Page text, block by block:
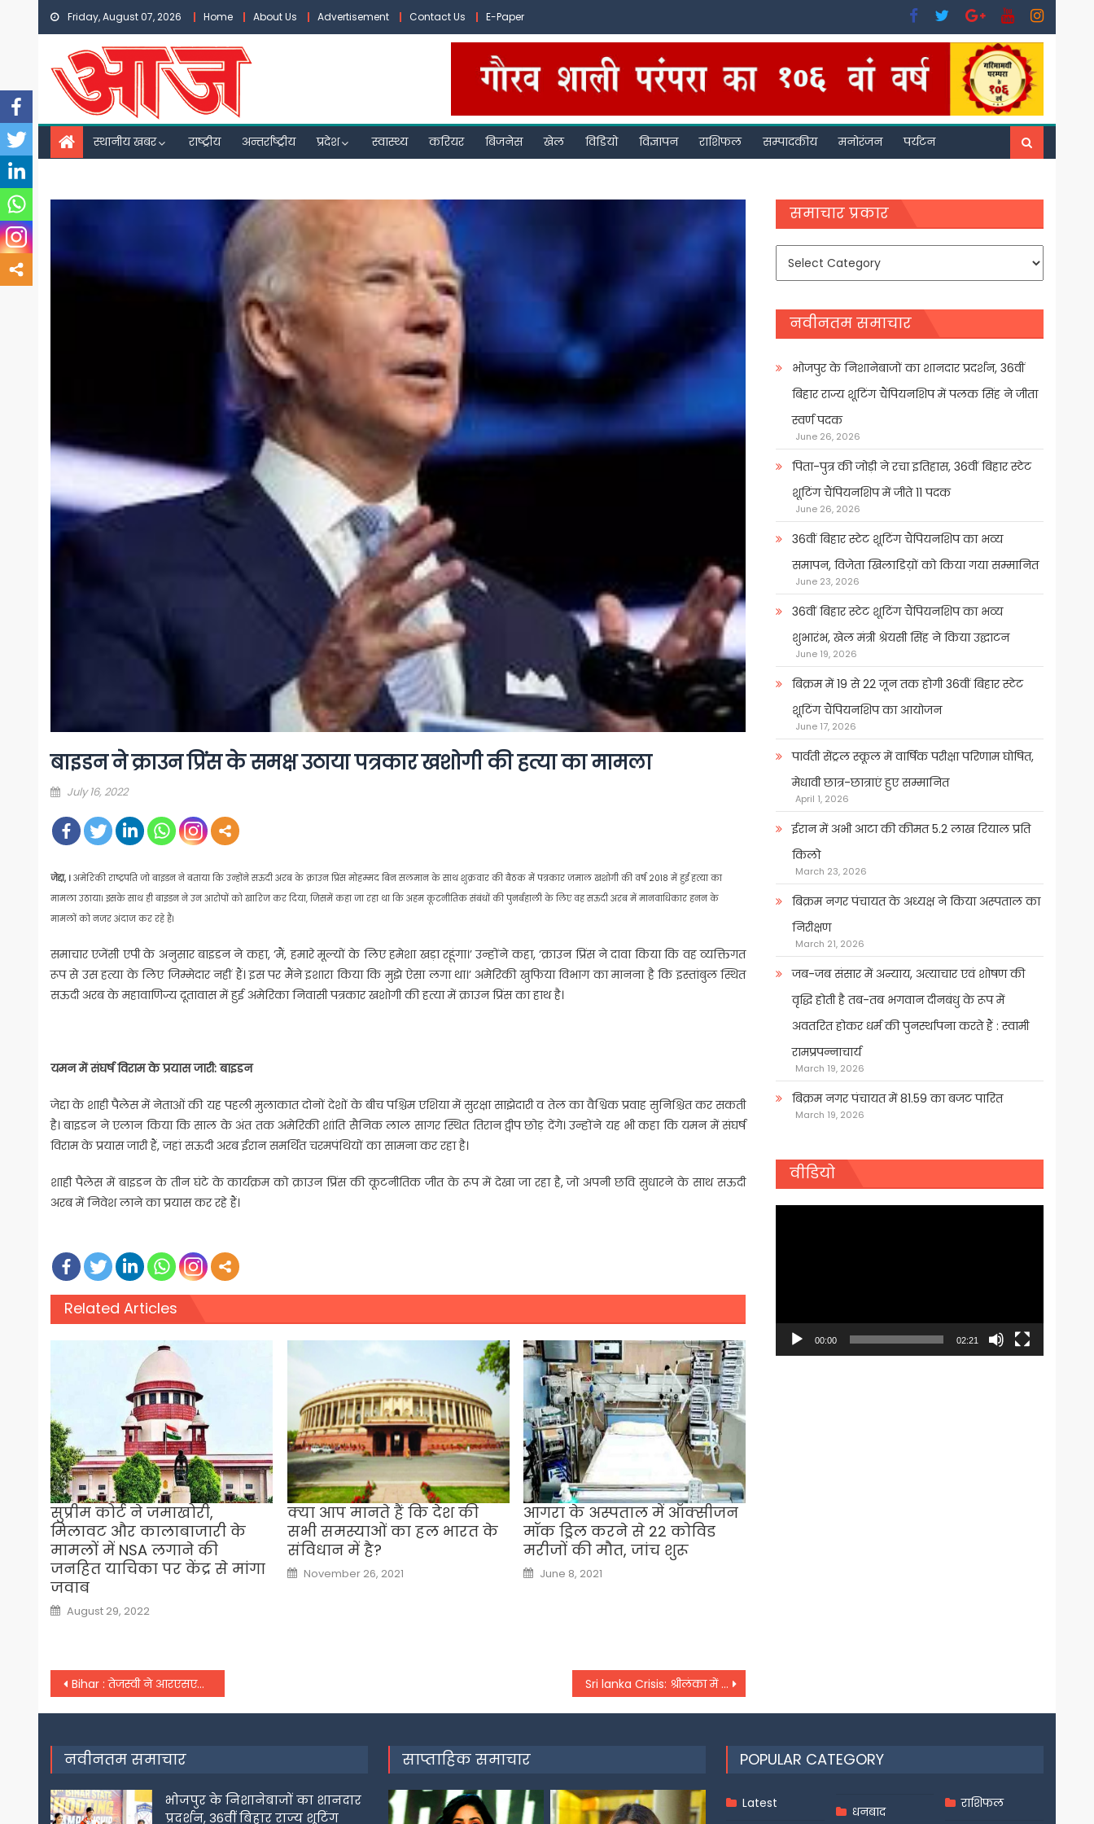
Skip
content
Friday, August 07, 2026 Home About Us Advertisement Contact Us E-Paper
स्थानीय खबर राष्ट्रीय अन्तर्राष्ट्रीय प्रदेश स्वास्थ्य करियर बिजनेस खेल विडियो विज्ञापन राशिफल सम्पादकीय मनोरंजन पर्यटन
बाइडन ने क्राउन प्रिंस के समक्ष उठाया पत्रकार खशोगी की हत्या का मामला
Posted
July 16, 2022
जेद्दा, । अमेरिकी राष्ट्रपति जो बाइडन ने बताया कि उन्होंने सऊदी अरब के क्राउन प्रिंस मोहम्मद बिन सलमान के साथ शुक्रवार की बैठक में पत्रकार जमाल खशोगी की वर्ष 2018 में हुई हत्या का
मामला उठाया। इसके साथ ही बाइडन ने उन आरोपों को खारिज कर दिया, जिसमें कहा जा रहा था कि अहम कूटनीतिक संबंधों की पुनर्बहाली के लिए वह सऊदी अरब में मानवाधिकार हनन के
मामलों को नजर अंदाज कर रहे हैं।
समाचार एजेंसी एपी के अनुसार बाइडन ने कहा, ‘मैं, हमारे मूल्यों के लिए हमेशा खड़ा रहूंगा।’ उन्होंने कहा, ‘क्राउन प्रिंस ने दावा किया कि वह व्यक्तिगत
रूप से उस हत्या के लिए जिम्मेदार नहीं हैं। इस पर मैंने इशारा किया कि मुझे ऐसा लगा था।’ अमेरिकी खुफिया विभाग का मानना है कि इस्तांबुल स्थित
सऊदी अरब के महावाणिज्य दूतावास में हुई अमेरिका निवासी पत्रकार खशोगी की हत्या में क्राउन प्रिंस का हाथ है।
यमन में संघर्ष विराम के प्रयास जारी: बाइडन
जेद्दा के शाही पैलेस में नेताओं की यह पहली मुलाकात दोनों देशों के बीच पश्चिम एशिया में सुरक्षा साझेदारी व तेल का वैश्विक प्रवाह सुनिश्चित कर सकती
है। बाइडन ने एलान किया कि साल के अंत तक अमेरिकी शांति सैनिक लाल सागर स्थित तिरान द्वीप छोड़ देंगे। उन्होंने यह भी कहा कि यमन में संघर्ष
विराम के प्रयास जारी हैं, जहां सऊदी अरब ईरान समर्थित चरमपंथियों का सामना कर रहा है।
शाही पैलेस में बाइडन के तीन घंटे के कार्यक्रम को क्राउन प्रिंस की कूटनीतिक जीत के रूप में देखा जा रहा है, जो अपनी छवि सुधारने के साथ सऊदी
अरब में निवेश लाने का प्रयास कर रहे हैं।
Related Articles
सुप्रीम कोर्ट ने जमाखोरी,
मिलावट और कालाबाजारी के
मामलों में NSA लगाने की
जनहित याचिका पर केंद्र से मांगा
जवाब
Posted
on
August 29, 2022
क्या आप मानते हैं कि देश की
सभी समस्याओं का हल भारत के
संविधान में है?
Posted
on
November 26, 2021
आगरा के अस्पताल में ऑक्सीजन
मॉक ड्रिल करने से 22 कोविड
मरीजों की मौत, जांच शुरू
Posted
on
June 8, 2021
Post
navigation
Bihar : तेजस्वी ने आरएसएस को बताया देश के लिए खतरा Sri lanka Crisis: श्रीलंका में रानिल विक्रमसिंघे, प्रेमदासा समेत चार नेता लड़ेंगे राष्ट्रपति चुनाव
समाचार प्रकार
समाचार
नवीनतम समाचार
भोजपुर के निशानेबाजों का शानदार प्रदर्शन, 36वीं
बिहार राज्य शूटिंग चैंपियनशिप में पलक सिंह ने जीता
स्वर्ण पदक
June 26, 2026
पिता-पुत्र की जोड़ी ने रचा इतिहास, 36वीं बिहार स्टेट
शूटिंग चैंपियनशिप में जीते 11 पदक
June 26, 2026
36वीं बिहार स्टेट शूटिंग चैंपियनशिप का भव्य
समापन, विजेता खिलाडिय़ों को किया गया सम्मानित
June 23, 2026
36वीं बिहार स्टेट शूटिंग चैंपियनशिप का भव्य
शुभारंभ, खेल मंत्री श्रेयसी सिंह ने किया उद्घाटन
June 19, 2026
बिक्रम में 19 से 22 जून तक होगी 36वीं बिहार स्टेट
शूटिंग चैंपियनशिप का आयोजन
June 17, 2026
पार्वती सेंट्रल स्कूल में वार्षिक परीक्षा परिणाम घोषित,
मेधावी छात्र-छात्राएं हुए सम्मानित
April 1, 2026
ईरान में अभी आटा की कीमत 5.2 लाख रियाल प्रति
किलो
March 23, 2026
बिक्रम नगर पंचायत के अध्यक्ष ने किया अस्पताल का
निरीक्षण
March 21, 2026
जब-जब संसार में अन्याय, अत्याचार एवं शोषण की
वृद्धि होती है तब-तब भगवान दीनबंधु के रूप में
अवतरित होकर धर्म की पुनर्स्थापना करते हैं : स्वामी
रामप्रपन्नाचार्य
March 19, 2026
बिक्रम नगर पंचायत में 81.59 का बजट पारित
March 19, 2026
वीडियो
00:00 02:21
नवीनतम समाचार
भोजपुर के निशानेबाजों का शानदार
प्रदर्शन, 36वीं बिहार राज्य शूटिंग
साप्ताहिक समाचार POPULAR CATEGORY
Latest
धनबाद
राशिफल